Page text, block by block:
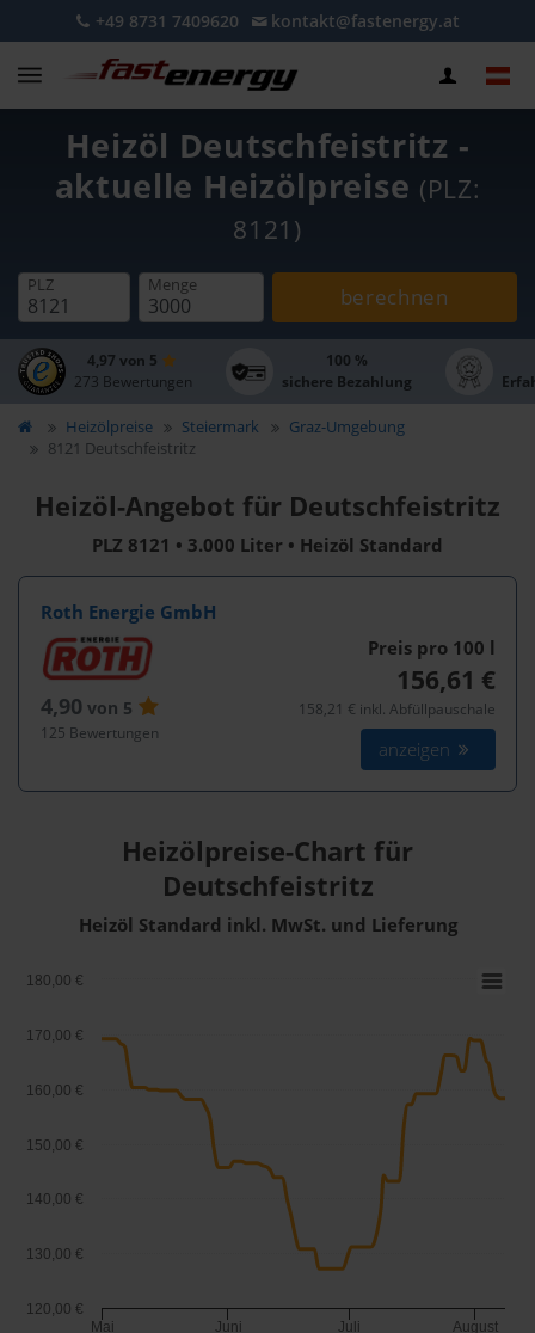
+49 8731 7409620 kontakt@fastenergy.at
Heizöl Deutschfeistritz -
aktuelle Heizölpreise (PLZ:
8121)
PLZ Menge berechnen
4,97 von 5
273 Bewertungen
100 %
sichere Bezahlung
Heizölpreise Steiermark
Graz-Umgebung
8121 Deutschfeistritz
Heizöl-Angebot für Deutschfeistritz
PLZ 8121 • 3.000 Liter • Heizöl Standard
Roth Energie GmbH
4,90 von 5
125 Bewertungen
Preis pro 100 l
156,61 €
158,21 € inkl. Abfüllpauschale
anzeigen
Heizölpreise-Chart für
Deutschfeistritz
Heizöl Standard inkl. MwSt. und Lieferung
Mai
Juni
Juli
August
120,00 €
130,00 €
140,00 €
150,00 €
160,00 €
170,00 €
180,00 €